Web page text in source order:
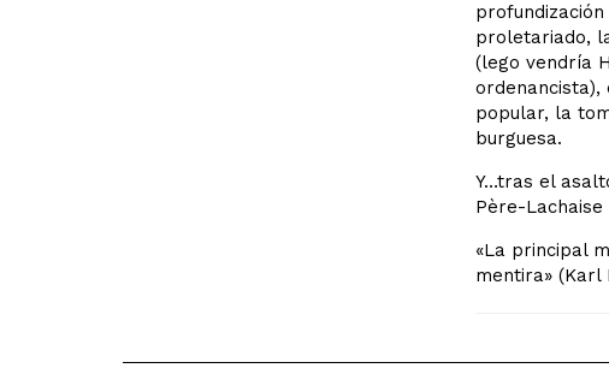
proletariado,
(lego vendría
ordenancista),
popular, la
burguesa.
Y…tras el
Père-
«La principal
mentira» (Karl